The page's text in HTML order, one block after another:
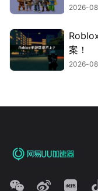
2026-
案！
2026-